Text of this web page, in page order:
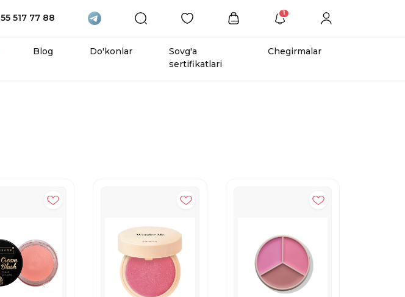
55 517 77 88 1
Blog Do'konlar
Sovg'a
sertifikatlari
Chegirmalar